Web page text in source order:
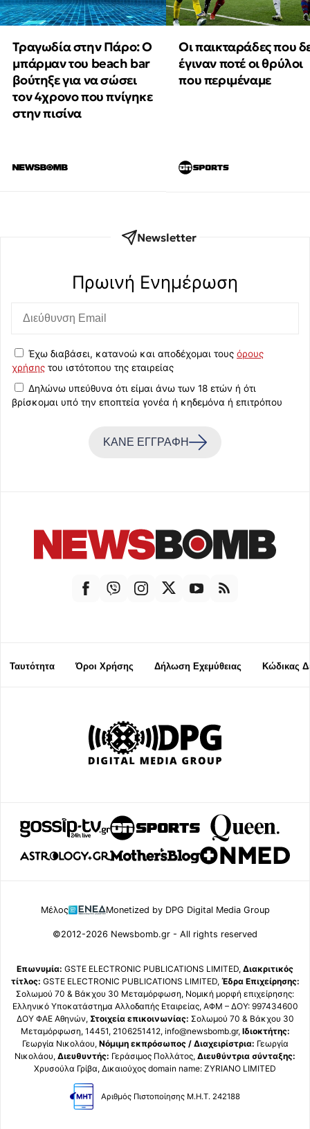
Τραγωδία στην Πάρο: Ο
μπάρμαν του beach bar
βούτηξε για να σώσει
τον 4χρονο που πνίγηκε
στην πισίνα
Οι παικταράδες που
έγιναν ποτέ οι θρύλοι
που περιμέναμε
Newsletter
Πρωινή Eνημέρωση
Έχω διαβάσει, κατανοώ και αποδέχομαι τους όρους
χρήσης του ιστότοπου της εταιρείας
Δηλώνω υπεύθυνα ότι είμαι άνω των 18 ετών ή ότι
βρίσκομαι υπό την εποπτεία γονέα ή κηδεμόνα ή επιτρόπου
ΚΑΝΕ ΕΓΓΡΑΦΗ
Ταυτότητα Όροι Χρήσης Δήλωση Εχεμύθειας Κώδικας
Μέλος Monetized by DPG Digital Media Group
©2012-2026 Newsbomb.gr - All rights reserved
Επωνυμία: GSTE ELECTRONIC PUBLICATIONS LIMITED, Διακριτικός
τίτλος: GSTE ELECTRONIC PUBLICATIONS LIMITED, Έδρα Επιχείρησης:
Σολωμού 70 & Βάκχου 30 Μεταμόρφωση, Νομική μορφή επιχείρησης:
Ελληνικό Υποκατάστημα Αλλοδαπής Εταιρείας, ΑΦΜ – ΔΟΥ: 997434600
ΔΟΥ ΦΑΕ Αθηνών, Στοιχεία επικοινωνίας: Σολωμού 70 & Βάκχου 30
Μεταμόρφωση, 14451, 2106251412, info@newsbomb.gr, Ιδιοκτήτης:
Γεωργία Νικολάου, Νόμιμη εκπρόσωπος / Διαχειρίστρια: Γεωργία
Νικολάου, Διευθυντής: Γεράσιμος Πολλάτος, Διευθύντρια σύνταξης:
Χρυσούλα Γρίβα, Δικαιούχος domain name: ZYRIANO LIMITED
Αριθμός Πιστοποίησης Μ.Η.Τ. 242188